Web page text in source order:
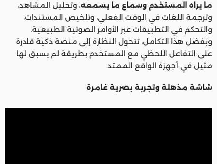
ما يراه المستخدم وسماع ما يسمعه، وتحليل المشاهد،
وترجمة اللغات في الوقت الفعلي، وتلخيص المستندات،
والتحكم في التطبيقات عبر الأوامر الصوتية الطبيعية.
وبفضل هذا التكامل، تتحول النظارة إلى منصة ذكية قادرة
على التفاعل اللحظي مع المستخدم بطريقة لم يسبق لها
مثيل في أجهزة الواقع الممتد.
شاشة مذهلة وتجربة بصرية غامرة